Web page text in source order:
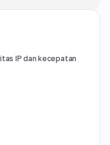
IP dan kecepatan